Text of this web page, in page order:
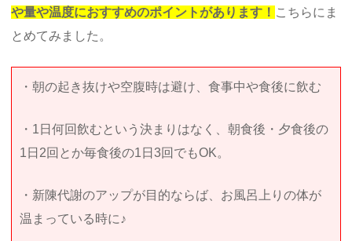
や量や温度におすすめのポイントがあります！ こちらにま
とめてみました。
・朝の起き抜けや空腹時は避け、食事中や食後に飲む
・1日何回飲むという決まりはなく、朝食後・夕食後の
1日2回とか毎食後の1日3回でもOK。
・新陳代謝のアップが目的ならば、お風呂上りの体が
温まっている時に♪